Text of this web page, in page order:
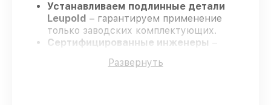
Устанавливаем подлинные детали
Leupold – гарантируем применение
только заводских комплектующих.
Сертифицированные инженеры –
обеспечивает надёжную работу
Развернуть